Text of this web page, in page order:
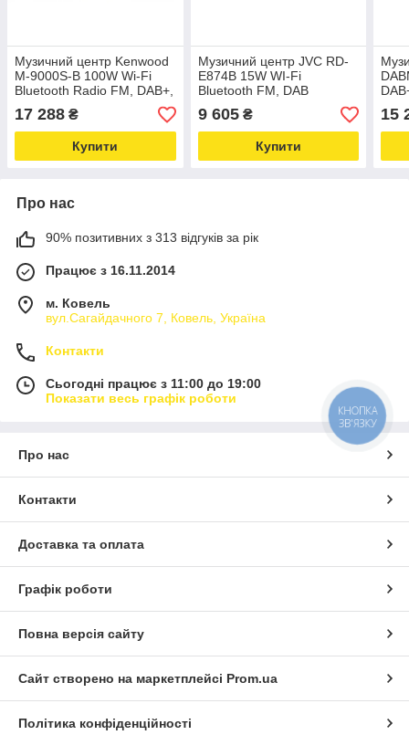
Музичний центр Kenwood
M-9000S-B 100W Wi-Fi
Bluetooth Radio FM, DAB+,
Інтернет, чорний
17 288 ₴
Купити
Музичний центр JVC RD-
E874B 15W WI-Fi
Bluetooth FM, DAB
Інтернет Радіо Чорно-
сріблястий
9 605₴
Купити
15
Про нас
90% позитивних з 313 відгуків за рік
Працює з 16.11.2014
м. Ковель
вул.Сагайдачного 7, Ковель, Україна
Контакти
Сьогодні працює з 11:00 до 19:00
Показати весь графік роботи
Про нас
Контакти
Доставка та оплата
Графік роботи
Повна версія сайту
Сайт створено на маркетплейсі Prom.ua
Політика конфіденційності
КНОПКА
ЗВ'ЯЗКУ